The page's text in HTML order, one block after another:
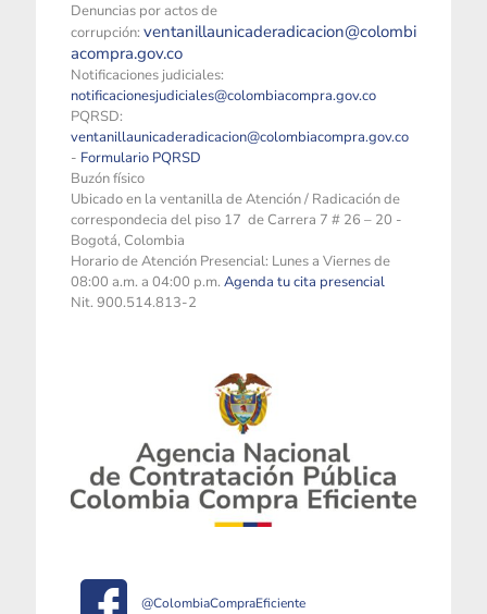
Denuncias por actos de
corrupción: ventanillaunicaderadicacion@colombi
acompra.gov.co
Notificaciones judiciales:
notificacionesjudiciales@colombiacompra.gov.co
PQRSD:
ventanillaunicaderadicacion@colombiacompra.gov.co
- Formulario PQRSD
Buzón físico
Ubicado en la ventanilla de Atención / Radicación de
correspondecia del piso 17 de Carrera 7 # 26 – 20 -
Bogotá, Colombia
Horario de Atención Presencial: Lunes a Viernes de
08:00 a.m. a 04:00 p.m. Agenda tu cita presencial
Nit. 900.514.813-2
@ColombiaCompraEficiente